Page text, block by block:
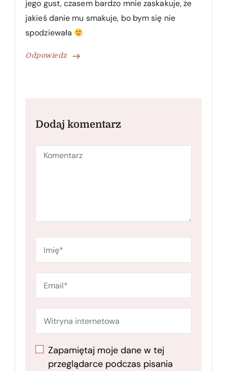
Odpowiedz
jego gust, czasem bardzo mnie zaskakuje, że
jakieś danie mu smakuje, bo bym się nie
spodziewała
Dodaj komentarz
Zapamiętaj moje dane w tej
przeglądarce podczas pisania